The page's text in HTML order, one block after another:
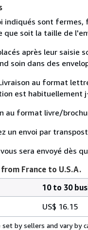
indiqués sont
que soit la taille de
après leur
soin dans des
au format
est habituellement
au format livre/
un envoi par
sera envoyé dès
France to U.S.A.
10 to 30
US$ 16.15
by sellers and vary by